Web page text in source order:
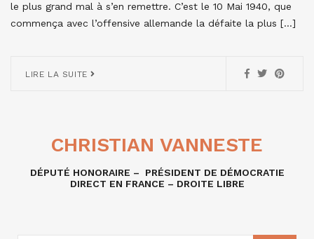
le plus grand mal à s’en remettre. C’est le 10 Mai 1940, que
commença avec l’offensive allemande la défaite la plus […]
LIRE LA SUITE
CHRISTIAN VANNESTE
DÉPUTÉ HONORAIRE – PRÉSIDENT DE DÉMOCRATIE
DIRECT EN FRANCE – DROITE LIBRE